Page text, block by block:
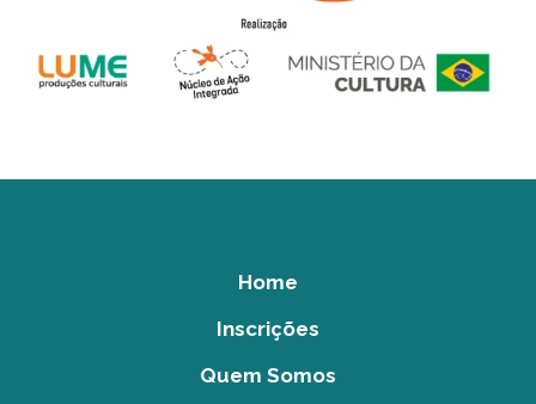
Home
Inscrições
Quem Somos